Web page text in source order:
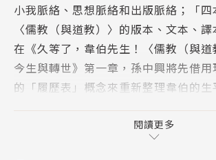
小我脈絡、思想脈絡和出版脈絡；「
〈儒教（與道教）〉的版本、文本、譯
在《久等了，韋伯先生！〈儒教（與道
今生與轉世》第一章，孫中興將先借
的「履歷表」概念來重新整理韋伯的
韋伯。接著從韋伯的主要著作、思想脈
及相關版本與譯本等進入討論，呈現完
閱讀更多